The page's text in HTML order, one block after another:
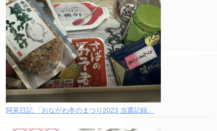
阿呆日記 「おながわ冬のまつり2023 当選記録」